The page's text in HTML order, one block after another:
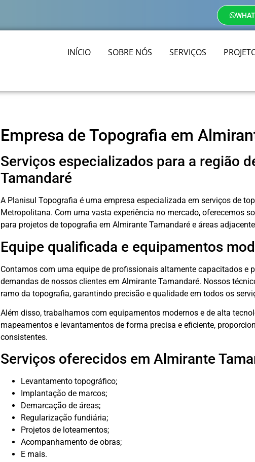
INÍCIO SOBRE NÓS SERVIÇOS
Empresa de Topografia em
Serviços especializados para a região
Tamandaré
A Planisul Topografia é uma empresa especializada em serviços de
Metropolitana. Com uma vasta experiência no mercado, oferecemos
para projetos de topografia em Almirante Tamandaré e áreas
Equipe qualificada e equipamentos
Contamos com uma equipe de profissionais altamente capacitados e
demandas de nossos clientes em Almirante Tamandaré. Nossos
ramo da topografia, garantindo precisão e qualidade em todos os
Além disso, trabalhamos com equipamentos modernos e de alta
mapeamentos e levantamentos de forma precisa e eficiente,
consistentes.
Serviços oferecidos em Almirante
Levantamento topográfico;
Implantação de marcos;
Demarcação de áreas;
Regularização fundiária;
Projetos de loteamentos;
Acompanhamento de obras;
E mais.